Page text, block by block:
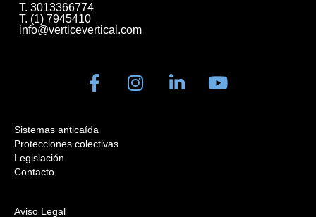
T. 3013366774
T. (1) 7945410
info@verticevertical.com
Sistemas anticaída
Protecciones colectivas
Legislación
Contacto
Aviso Legal